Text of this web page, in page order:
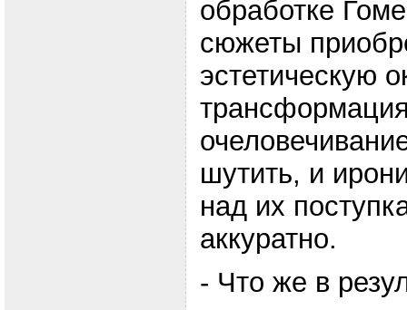
обработке
сюжеты
эстетическую
шутить, и
над их
аккуратно.
- Что же в